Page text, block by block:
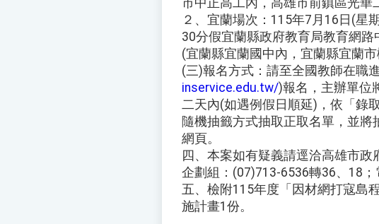
市中正高工內，高雄市前鎮區光華
２、宜蘭場次：115年7月16日(星
30分假宜蘭縣政府教育局教育網路
(宜蘭縣宜蘭國中內，宜蘭縣宜蘭市
(三)報名方式：請至全國教師在職
inservice.edu.tw/)報名，主辦單位
二天內(如遇例假日順延)，依「錄
隨機抽籤方式抽取正取名單，並將
網頁。
四、本案如有疑義請逕洽高雄市
企劃組：(07)713-6536轉36、18；
五、檢附115年度「因材網打寇島
施計畫1份。